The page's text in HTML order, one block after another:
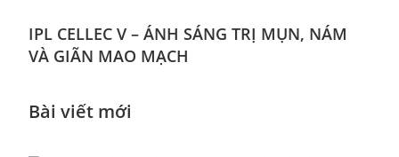
IPL CELLEC V – ÁNH SÁNG TRỊ MỤN, NÁM
VÀ GIÃN MAO MẠCH
Bài viết mới